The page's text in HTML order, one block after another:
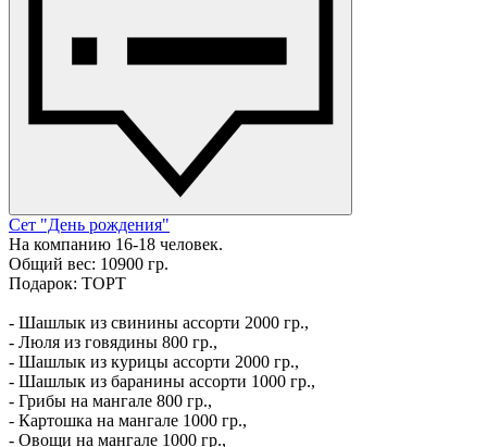
Сет "День рождения"
На компанию 16-18 человек.
Общий вес: 10900 гр.
Подарок: ТОРТ
- Шашлык из свинины ассорти 2000 гр.,
- Люля из говядины 800 гр.,
- Шашлык из курицы ассорти 2000 гр.,
- Шашлык из баранины ассорти 1000 гр.,
- Грибы на мангале 800 гр.,
- Картошка на мангале 1000 гр.,
- Овощи на мангале 1000 гр.,